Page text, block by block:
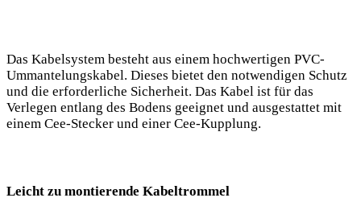
Das Kabelsystem besteht aus einem hochwertigen PVC-
Ummantelungskabel. Dieses bietet den notwendigen Schutz
und die erforderliche Sicherheit. Das Kabel ist für das
Verlegen entlang des Bodens geeignet und ausgestattet mit
einem Cee-Stecker und einer Cee-Kupplung.
Leicht zu montierende Kabeltrommel